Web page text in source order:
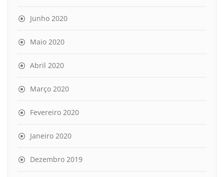
Junho 2020
Maio 2020
Abril 2020
Março 2020
Fevereiro 2020
Janeiro 2020
Dezembro 2019